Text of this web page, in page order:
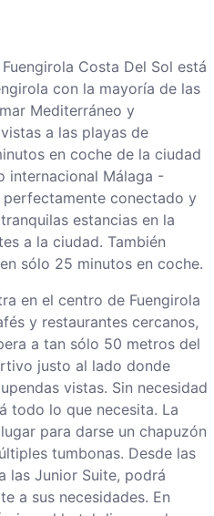
Costa Del Sol está
con la mayoría de las
Mediterráneo y
a las playas de
en coche de la ciudad
internacional Málaga -
conectado y
estancias en la
a la ciudad. También
sólo 25 minutos en coche.
en el centro de Fuengirola
y restaurantes cercanos,
a tan sólo 50 metros del
justo al lado donde
vistas. Sin necesidad
todo lo que necesita. La
para darse un chapuzón
tumbonas. Desde las
las Junior Suite, podrá
a sus necesidades. En